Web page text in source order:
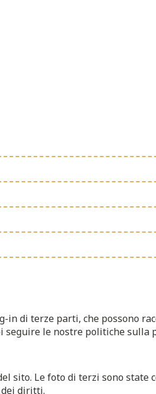
di terze parti, che possono
le nostre politiche sulla
Le foto di terzi sono state
dei diritti.